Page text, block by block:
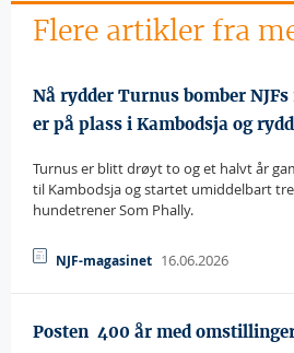
Flere artikler fra
Nå rydder Turnus bomber
er på plass i Kambodsja og
Turnus er blitt drøyt to og et halvt år
til Kambodsja og startet umiddelbart
hundetrener Som Phally.
NJF-magasinet 16.06.2026
Posten  400 år med